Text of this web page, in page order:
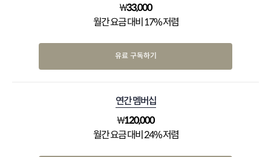
₩33,000
월간 요금 대비 17% 저렴
유료 구독하기
연간 멤버십
₩120,000
월간 요금 대비 24% 저렴